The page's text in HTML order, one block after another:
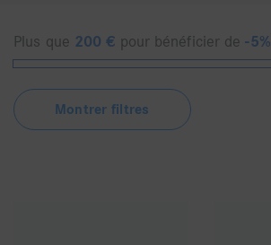
Plus que 200 € pour bénéficier de-5%
Montrer filtres